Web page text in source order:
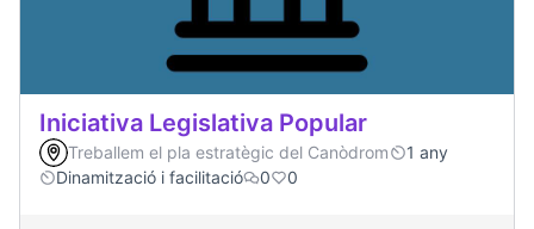
Iniciativa Legislativa Popular
Treballem el pla estratègic del Canòdrom
1 any
Dinamització i facilitació
0 0